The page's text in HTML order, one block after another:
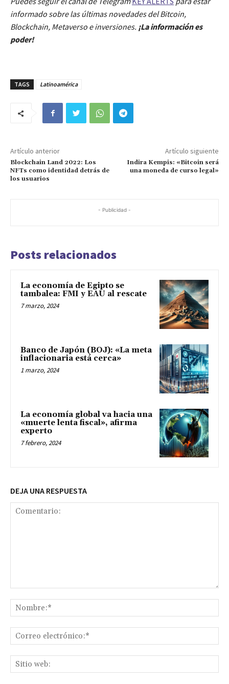
informado sobre las últimas novedades del Bitcoin,
Blockchain, Metaverso e inversiones. ¡La información es
poder!
TAGS Latinoamérica
Artículo anterior
Blockchain Land 2022: Los
NFTs como identidad detrás de
los usuarios
Artículo siguiente
Indira Kempis: «Bitcoin será
una moneda de curso legal»
- Publicidad -
Posts relacionados
La economía de Egipto se
tambalea: FMI y EAU al rescate
7 marzo, 2024
Banco de Japón (BOJ): «La meta
inflacionaria está cerca»
1 marzo, 2024
La economía global va hacia una
«muerte lenta fiscal», afirma
experto
7 febrero, 2024
DEJA UNA RESPUESTA